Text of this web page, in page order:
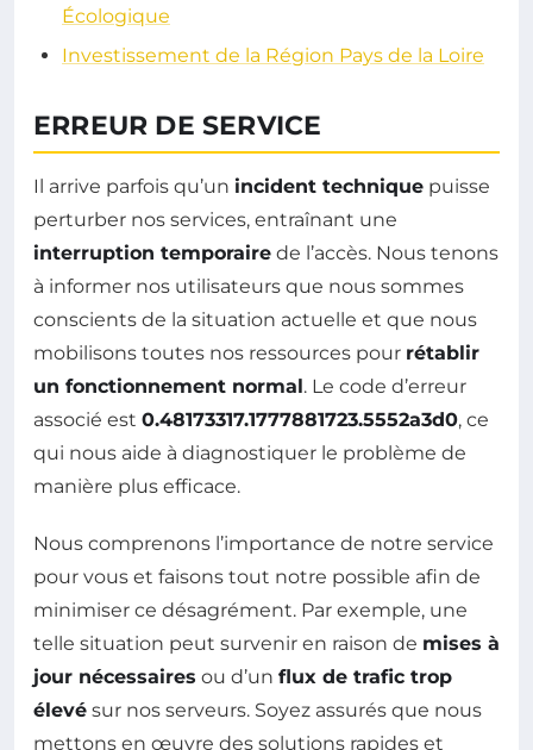
Écologique
Investissement de la Région Pays de la Loire
ERREUR DE SERVICE
Il arrive parfois qu’un incident technique puisse
perturber nos services, entraînant une
interruption temporaire de l’accès. Nous tenons
à informer nos utilisateurs que nous sommes
conscients de la situation actuelle et que nous
mobilisons toutes nos ressources pour rétablir
un fonctionnement normal. Le code d’erreur
associé est 0.48173317.1777881723.5552a3d0, ce
qui nous aide à diagnostiquer le problème de
manière plus efficace.
Nous comprenons l’importance de notre service
pour vous et faisons tout notre possible afin de
minimiser ce désagrément. Par exemple, une
telle situation peut survenir en raison de mises à
jour nécessaires ou d’un flux de trafic trop
élevé sur nos serveurs. Soyez assurés que nous
mettons en œuvre des solutions rapides et